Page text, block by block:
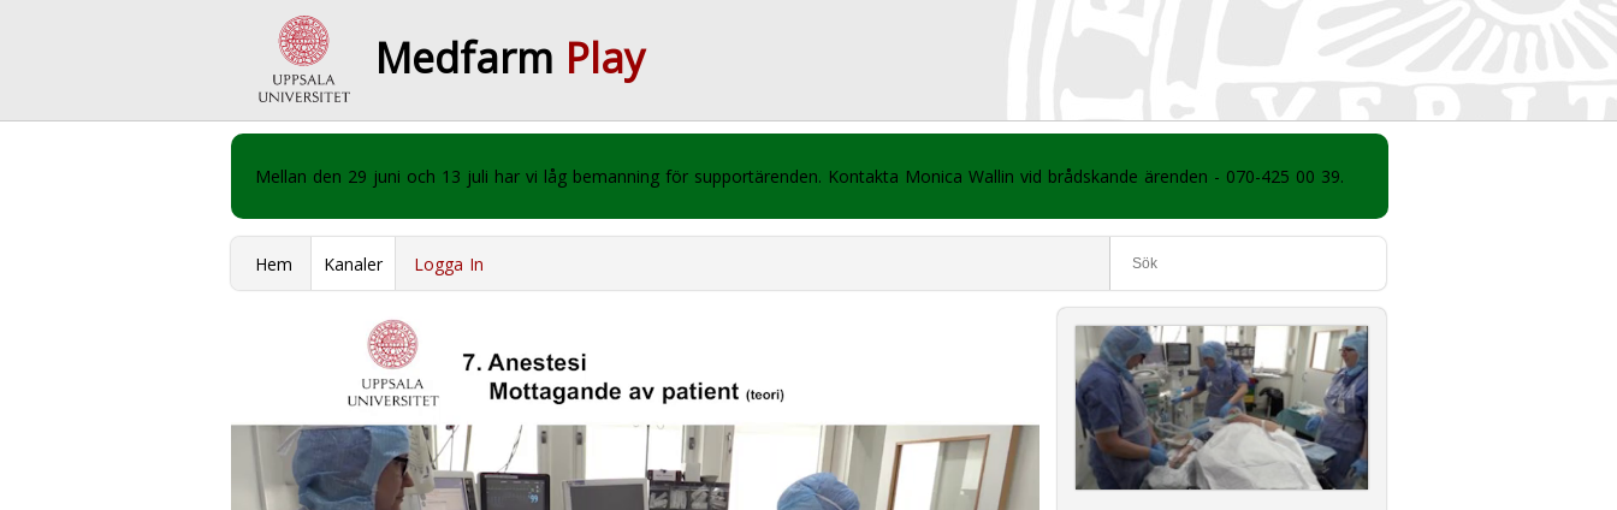
Medfarm Play
Mellan den 29 juni och 13 juli har vi låg bemanning för supportärenden. Kontakta Monica Wallin vid brådskande ärenden - 070-425 00 39.
Hem Kanaler Logga In